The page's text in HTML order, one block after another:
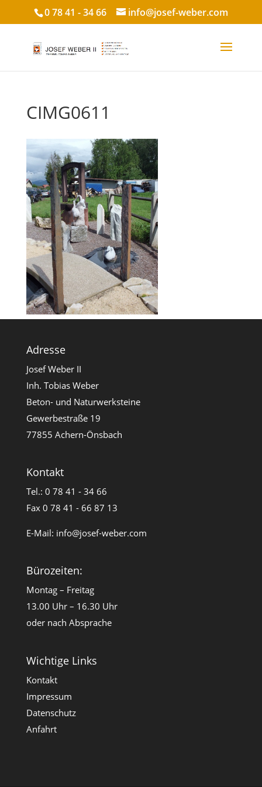
0 78 41 - 34 66 info@josef-weber.com
CIMG0611
Adresse
Josef Weber II
Inh. Tobias Weber
Beton- und Naturwerksteine
Gewerbestraße 19
77855 Achern-Önsbach
Kontakt
Tel.: 0 78 41 - 34 66
Fax 0 78 41 - 66 87 13
E-Mail: info@josef-weber.com
Bürozeiten:
Montag – Freitag
13.00 Uhr – 16.30 Uhr
oder nach Absprache
Wichtige Links
Kontakt
Impressum
Datenschutz
Anfahrt